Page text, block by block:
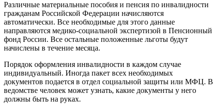
Различные материальные пособия и пенсия по инвалидности
гражданам Российской Федерации начисляются
автоматически. Все необходимые для этого данные
направляются медико-социальной экспертизой в Пенсионный
фонд России. Все остальные положенные льготы будут
начислены в течение месяца.
Порядок оформления инвалидности в каждом случае
индивидуальный. Иногда пакет всех необходимых
документов подается в отдел социальной защиты или МФЦ. В
ведомстве человек может узнать, какие документы у него
должны быть на руках.